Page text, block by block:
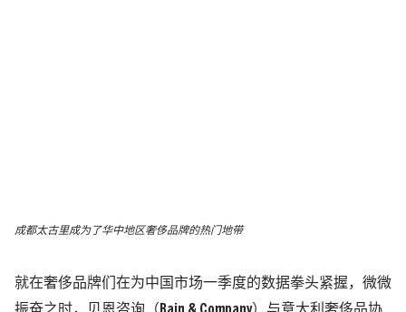
成都太古里成为了华中地区奢侈品牌的热门地带
就在奢侈品牌们在为中国市场一季度的数据拳头紧握，微微